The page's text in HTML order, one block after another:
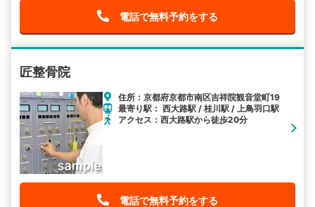
電話で無料予約をする
匠整骨院
住所：京都府京都市南区吉祥院観音堂町19
最寄り駅： 西大路駅 / 桂川駅 / 上鳥羽口駅
アクセス：西大路駅から徒歩20分
電話で無料予約をする